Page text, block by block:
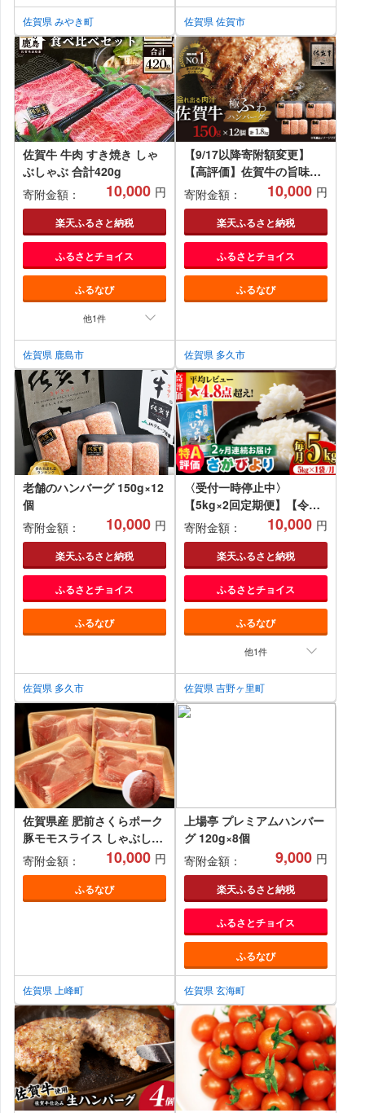
佐賀県 みやき町 佐賀県 佐賀市
佐賀牛 牛肉 すき焼き しゃ
ぶしゃぶ 合計420g
寄附金額：
10,000 円
楽天ふるさと納税
ふるさとチョイス
ふるなび
他1件
佐賀県 鹿島市
【9/17以降寄附額変更】
【高評価】佐賀牛の旨味と
ジューシーな肉汁 完全手ご
ね ハンバーグ 国産
150g×12個 計1.8kg 無添加
A5等級 佐賀牛 厳選 老舗の
ハンバーグ | 昭和21年創業
老舗 極肉かわの 冷凍 個包
装 小分け お惣菜 焼くだけ
寄附金額： 10,000 円
楽天ふるさと納税
ふるさとチョイス
ふるなび
佐賀県 多久市
老舗のハンバーグ 150g×12
個
寄附金額：
10,000 円
楽天ふるさと納税
ふるさとチョイス
ふるなび
佐賀県 多久市
〈受付一時停止中〉
【5kg×2回定期便】【令和5
年産】さがびより 計
10kg（5kg×2） 吉野ヶ里
町/増田米穀 [FBM030]
寄附金額： 10,000 円
楽天ふるさと納税
ふるさとチョイス
ふるなび
他1件
佐賀県 吉野ヶ里町
佐賀県産 肥前さくらポーク
豚モモスライス しゃぶしゃ
ぶ用 2500g(625g×4P)と黄
金ハンバーグ1個セット
寄附金額： 10,000 円
ふるなび
佐賀県 上峰町
上場亭 プレミアムハンバー
グ 120g×8個
寄附金額：
9,000 円
楽天ふるさと納税
ふるさとチョイス
ふるなび
佐賀県 玄海町